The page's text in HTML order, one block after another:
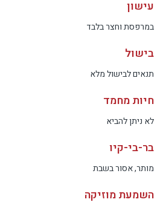
עישון
במרפסת וחצר בלבד
בישול
תנאים לבישול מלא
חיות מחמד
לא ניתן להביא
בר-בי-קיו
מותר, אסור בשבת
השמעת מוזיקה